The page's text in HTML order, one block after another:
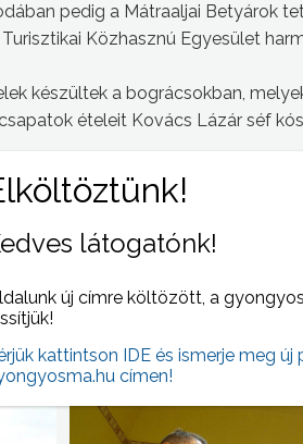
pedig a Mátraaljai Betyárok
Közhasznú Egyesület
készültek a bográcsokban,
ételeit Kovács Lázár séf
a harmónia, amit a nevező 6
követően a Kerekes Band adott
az utolsó koncertet már nem
NAPI HÍREI
látogatónk!
új címre költözött, a
kattintson IDE és ismerje meg új
címen!